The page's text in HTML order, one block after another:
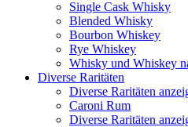
Single Cask Whisky
Blended Whisky
Bourbon Whiskey
Rye Whiskey
Whisky und Whiskey
Diverse Raritäten
Diverse Raritäten
Caroni Rum
Diverse Raritäten